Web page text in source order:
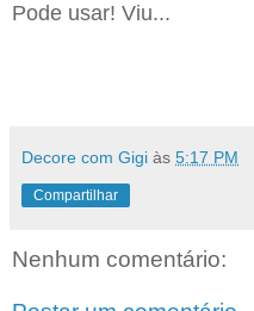
Pode usar! Viu...
Decore com Gigi às 5:17 PM
Compartilhar
Nenhum comentário: